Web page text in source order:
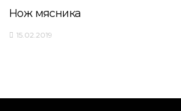
Нож мясника
15.02.2019